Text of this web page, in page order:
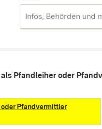
als Pfandleiher oder
oder Pfandvermittler